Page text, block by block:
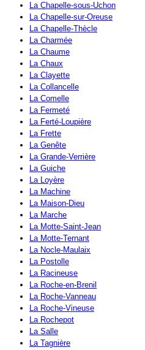
La Chapelle-sous-Uchon
La Chapelle-sur-Oreuse
La Chapelle-Thècle
La Charmée
La Chaume
La Chaux
La Clayette
La Collancelle
La Comelle
La Fermeté
La Ferté-Loupière
La Frette
La Genête
La Grande-Verrière
La Guiche
La Loyère
La Machine
La Maison-Dieu
La Marche
La Motte-Saint-Jean
La Motte-Ternant
La Nocle-Maulaix
La Postolle
La Racineuse
La Roche-en-Brenil
La Roche-Vanneau
La Roche-Vineuse
La Rochepot
La Salle
La Tagnière